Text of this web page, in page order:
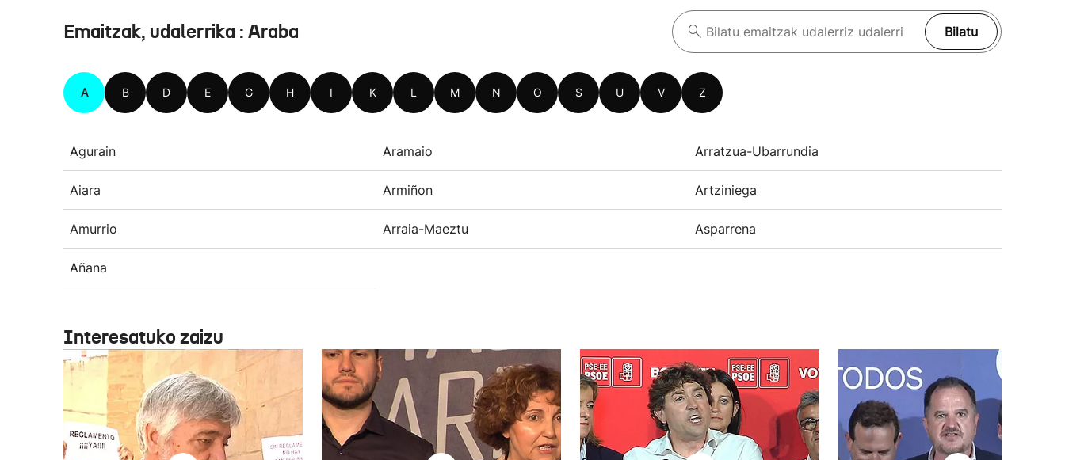
Emaitzak, udalerrika : Araba Bilatu
A B D E G H I K L M N O S U V Z
Agurain Aramaio Arratzua-Ubarrundia
Aiara Armiñon Artziniega
Amurrio Arraia-Maeztu Asparrena
Añana
Interesatuko zaizu